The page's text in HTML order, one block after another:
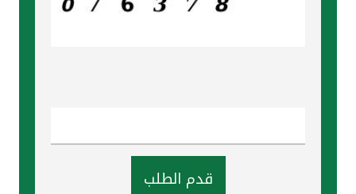
قدم الطلب